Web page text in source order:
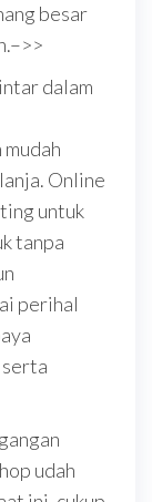
besar
dalam
Online
untuk
tanpa
perihal
serta
udah